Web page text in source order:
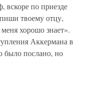
вскоре по приезде
твоему отцу,
хорошо знает».
Аккермана в
было послано, но